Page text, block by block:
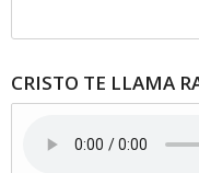
CRISTO TE LLAMA